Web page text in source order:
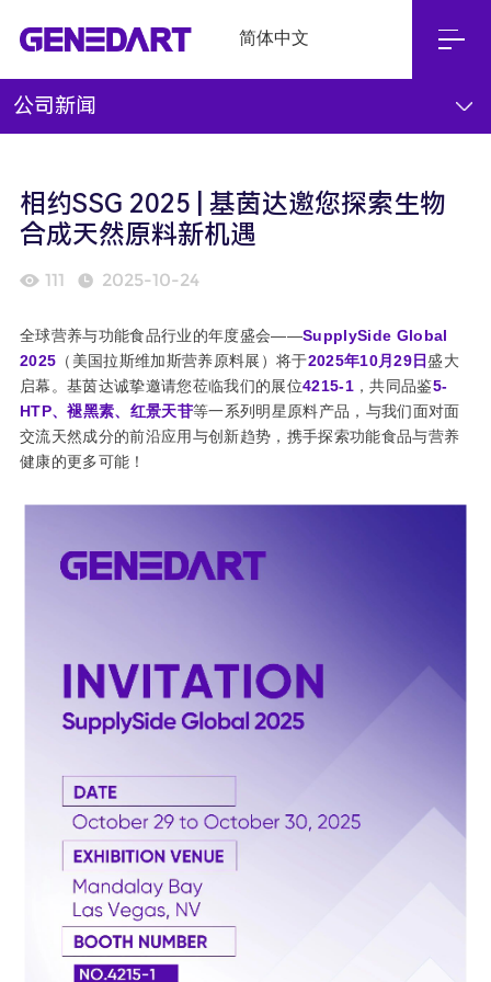
简体中文
公司新闻
相约SSG 2025 | 基茵达邀您探索生物
合成天然原料新机遇
111 2025-10-24
全球营养与功能食品行业的年度盛会——SupplySide Global
2025 （美国拉斯维加斯营养原料展）将于2025年10月29日盛大
启幕。基茵达诚挚邀请您莅临我们的展位4215-1，共同品鉴5-
HTP、褪黑素、红景天苷等一系列明星原料产品，与我们面对面
交流天然成分的前沿应用与创新趋势，携手探索功能食品与营养
健康的更多可能！